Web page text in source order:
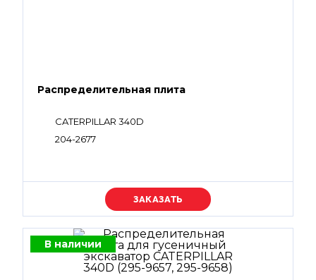
Распределительная плита
CATERPILLAR 340D
204-2677
Уточняйте цену
В наличии